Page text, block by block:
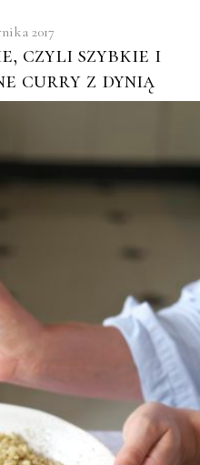
2017
czyli szybkie i
curry z dynią